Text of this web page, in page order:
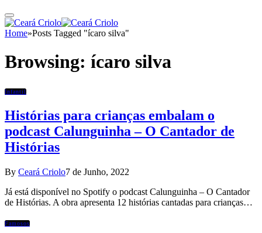
Home»Posts Tagged "ícaro silva"
Browsing: ícaro silva
Infantil
Histórias para crianças embalam o
podcast Calunguinha – O Cantador de
Histórias
By Ceará Criolo7 de Junho, 2022
Já está disponível no Spotify o podcast Calunguinha – O Cantador
de Histórias. A obra apresenta 12 histórias cantadas para crianças…
Famosos